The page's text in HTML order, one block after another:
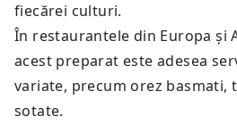
fiecărei culturi.
În restaurantele din Europa și
acest preparat este adesea
variate, precum orez basmati,
sotate.